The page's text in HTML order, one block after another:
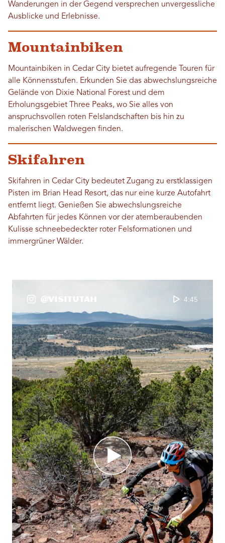
Wanderungen in der Gegend versprechen unvergessliche
Ausblicke und Erlebnisse.
Mountainbiken
Mountainbiken in Cedar City bietet aufregende Touren für
alle Könnensstufen. Erkunden Sie das abwechslungsreiche
Gelände von Dixie National Forest und dem
Erholungsgebiet Three Peaks, wo Sie alles von
anspruchsvollen roten Felslandschaften bis hin zu
malerischen Waldwegen finden.
Skifahren
Skifahren in Cedar City bedeutet Zugang zu erstklassigen
Pisten im Brian Head Resort, das nur eine kurze Autofahrt
entfernt liegt. Genießen Sie abwechslungsreiche
Abfahrten für jedes Können vor der atemberaubenden
Kulisse schneebedeckter roter Felsformationen und
immergrüner Wälder.
@VisitUtah 4:45